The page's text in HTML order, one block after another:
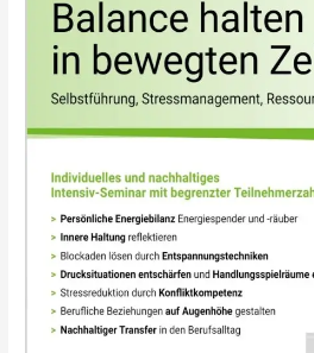
Zeiten
25.-28.08.2026